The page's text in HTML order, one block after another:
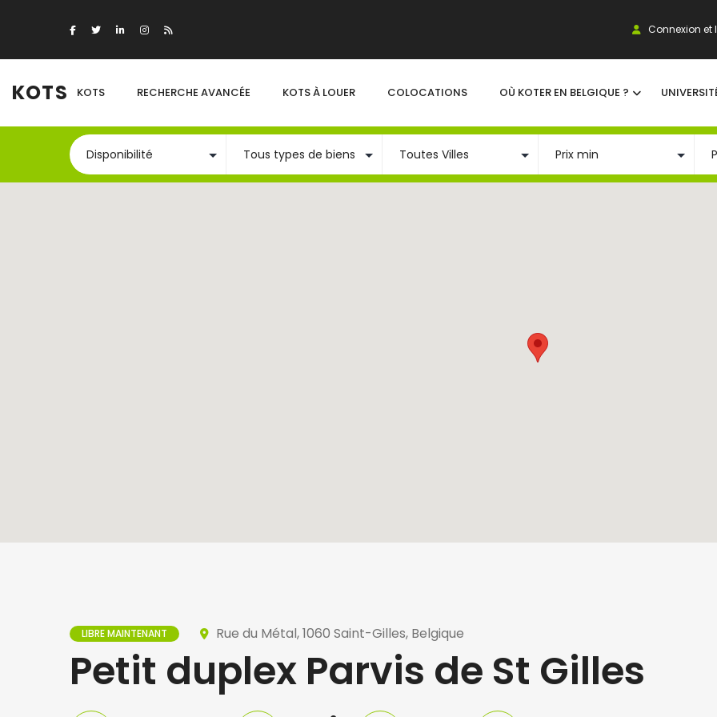
Connexion et
KOTS KOTS RECHERCHE AVANCÉE KOTS À LOUER COLOCATIONS OÙ KOTER EN BELGIQUE ?
LIBRE MAINTENANT Rue du Métal, 1060 Saint-Gilles, Belgique
Petit duplex Parvis de St Gilles